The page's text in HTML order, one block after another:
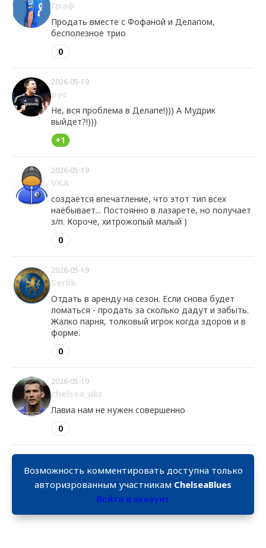
Граф
Продать вместе с Фофаной и Делапом,
бесполезное трио
0
2026-05-19
рус
Не, вся проблема в Делапе!))) А Мудрик
выйдет?!)))
+1
2026-05-19
VKA
создаётся впечатление, что этот тип всех
наёбывает... Постоянно в лазарете, но получает
з/п. Короче, хитрожопый малый )
0
2026-05-19
Serlik
Отдать в аренду на сезон. Если снова будет
ломаться - продать за сколько дадут и забыть.
Жалко парня, толковый игрок когда здоров и в
форме.
0
2026-05-19
chelsea_ukr
Лавиа нам не нужен совершенно
0
Возможность комментировать доступна только
авторизрованным участникам ChelseaBlues
Войти в аккаунт